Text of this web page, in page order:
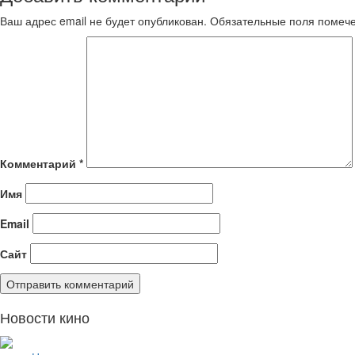
Ваш адрес email не будет опубликован. Обязательные поля
Комментарий *
Имя
Email
Сайт
Новости кино